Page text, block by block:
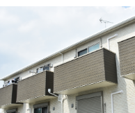
ス、課税事業者の条件、計算
、還付の注意点まで具体的
士へ確認することで、申告
リスクを抑えやすくなります。